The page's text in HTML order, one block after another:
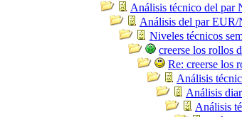
Análisis técnico del par
Análisis del par
Niveles técnicos
creerse los rollos
Re: creerse los
Análisis
Análisis
Análisis